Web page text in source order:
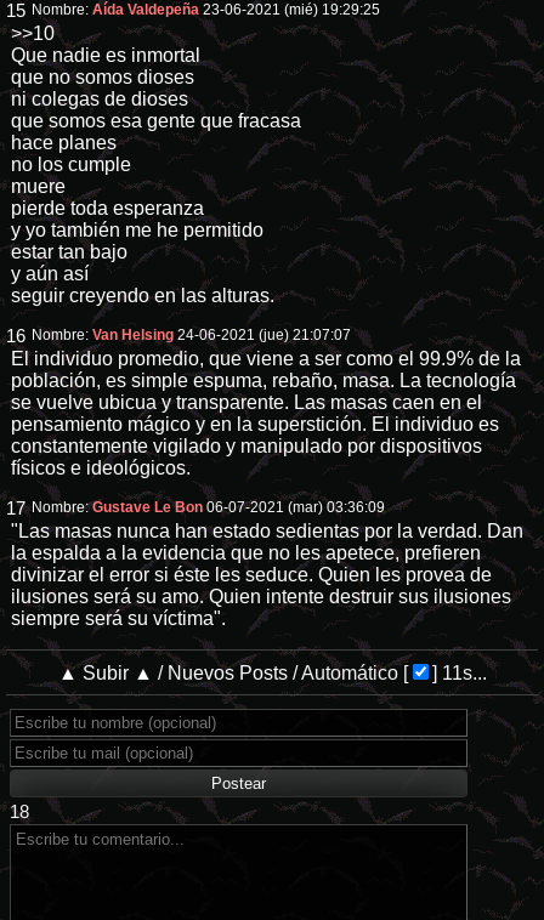
15 Nombre:Aída Valdepeña 23-06-2021 (mié) 19:29:25
>>10
Que nadie es inmortal
que no somos dioses
ni colegas de dioses
que somos esa gente que fracasa
hace planes
no los cumple
muere
pierde toda esperanza
y yo también me he permitido
estar tan bajo
y aún así
seguir creyendo en las alturas.
16 Nombre:Van Helsing 24-06-2021 (jue) 21:07:07
El individuo promedio, que viene a ser como el 99.9% de la
población, es simple espuma, rebaño, masa. La tecnología
se vuelve ubicua y transparente. Las masas caen en el
pensamiento mágico y en la superstición. El individuo es
constantemente vigilado y manipulado por dispositivos
físicos e ideológicos.
17 Nombre:Gustave Le Bon 06-07-2021 (mar) 03:36:09
"Las masas nunca han estado sedientas por la verdad. Dan
la espalda a la evidencia que no les apetece, prefieren
divinizar el error si éste les seduce. Quien les provea de
ilusiones será su amo. Quien intente destruir sus ilusiones
siempre será su víctima".
▲ Subir ▲ / Nuevos Posts/Automático[ ] 11s...
18